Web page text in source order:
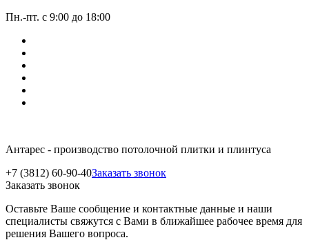
Пн.-пт. с 9:00 до 18:00
Антарес - производство потолочной плитки и плинтуса
+7 (3812) 60-90-40Заказать звонок
Заказать звонок
Оставьте Ваше сообщение и контактные данные и наши
специалисты свяжутся с Вами в ближайшее рабочее время для
решения Вашего вопроса.